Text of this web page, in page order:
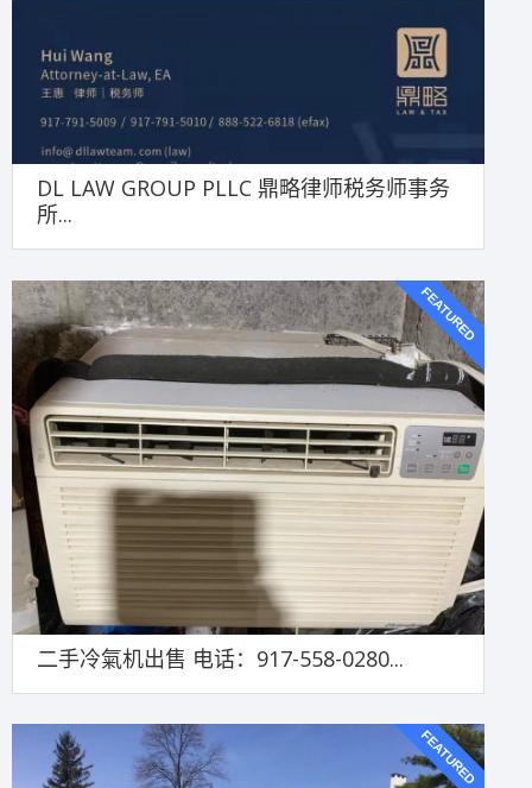
DL LAW GROUP PLLC 鼎略律师税务师事务
所...
FEATURED
二手冷氣机出售 电话：917-558-0280...
FEATURED